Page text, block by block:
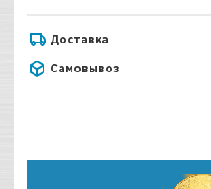
Доставка
Самовывоз